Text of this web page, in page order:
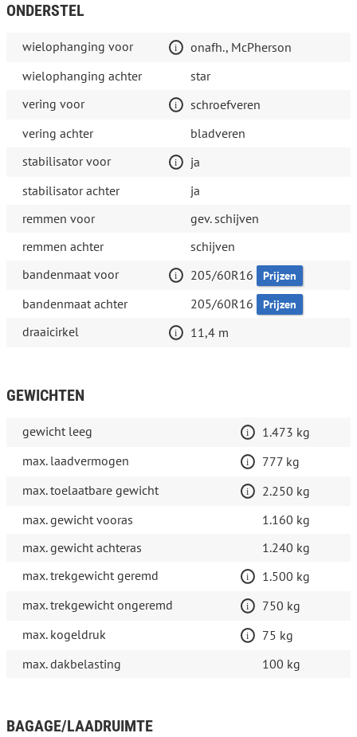
ONDERSTEL
wielophanging voor
onafh., McPherson
wielophanging achter
star
vering voor
schroefveren
vering achter
bladveren
stabilisator voor
ja
stabilisator achter
ja
remmen voor
gev. schijven
remmen achter
schijven
bandenmaat voor
205/60R16 Prijzen
bandenmaat achter 205/60R16 Prijzen
draaicirkel 11,4 m
GEWICHTEN
gewicht leeg
1.473 kg
max. laadvermogen
777 kg
max. toelaatbare gewicht
2.250 kg
max. gewicht vooras
1.160 kg
max. gewicht achteras
1.240 kg
max. trekgewicht geremd
1.500 kg
max. trekgewicht ongeremd
750 kg
max. kogeldruk
75 kg
max. dakbelasting
100 kg
BAGAGE/LAADRUIMTE